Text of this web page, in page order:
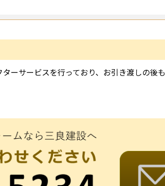
ーサービスを行っており、お引き渡しの